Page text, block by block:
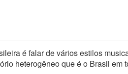
é falar de vários estilos
heterogêneo que é o Brasil em